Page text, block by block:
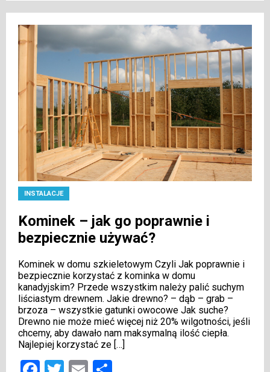
INSTALACJE
Kominek – jak go poprawnie i
bezpiecznie używać?
Kominek w domu szkieletowym Czyli Jak poprawnie i
bezpiecznie korzystać z kominka w domu
kanadyjskim? Przede wszystkim należy palić suchym
liściastym drewnem. Jakie drewno? – dąb – grab –
brzoza – wszystkie gatunki owocowe Jak suche?
Drewno nie może mieć więcej niż 20% wilgotności, jeśli
chcemy, aby dawało nam maksymalną ilość ciepła.
Najlepiej korzystać ze […]